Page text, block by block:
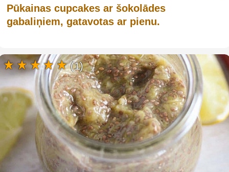
Pūkainas cupcakes ar šokolādes
gabaliņiem, gatavotas ar pienu.
(1)